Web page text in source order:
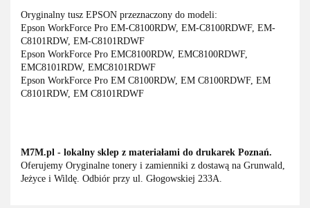
Oryginalny tusz EPSON przeznaczony do modeli:
Epson WorkForce Pro EM-C8100RDW, EM-C8100RDWF, EM-
C8101RDW, EM-C8101RDWF
Epson WorkForce Pro EMC8100RDW, EMC8100RDWF,
EMC8101RDW, EMC8101RDWF
Epson WorkForce Pro EM C8100RDW, EM C8100RDWF, EM
C8101RDW, EM C8101RDWF
M7M.pl - lokalny sklep z materiałami do drukarek Poznań.
Oferujemy Oryginalne tonery i zamienniki z dostawą na Grunwald,
Jeżyce i Wildę. Odbiór przy ul. Głogowskiej 233A.